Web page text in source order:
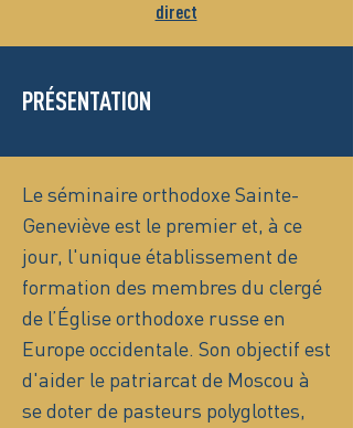
direct
PRÉSENTATION
Le séminaire orthodoxe Sainte-
Geneviève est le premier et, à ce
jour, l'unique établissement de
formation des membres du clergé
de l’Église orthodoxe russe en
Europe occidentale. Son objectif est
d'aider le patriarcat de Moscou à
se doter de pasteurs polyglottes,